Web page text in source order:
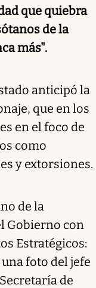
que quiebra
de la
más".
anticipó la
que en los
en el foco de
como
y extorsiones.
de la
Gobierno con
Estratégicos:
foto del jefe
de